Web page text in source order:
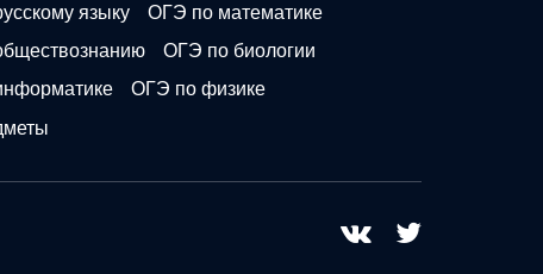
языку
ОГЭ по математике
ОГЭ по биологии
ОГЭ по физике